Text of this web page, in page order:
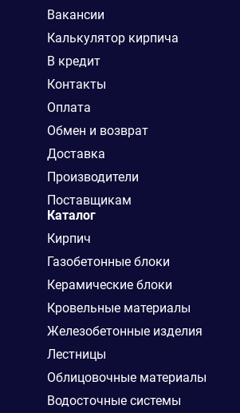
Вакансии
Калькулятор кирпича
В кредит
Контакты
Оплата
Обмен и возврат
Доставка
Производители
Поставщикам
Каталог
Кирпич
Газобетонные блоки
Керамические блоки
Кровельные материалы
Железобетонные изделия
Лестницы
Облицовочные материалы
Водосточные системы